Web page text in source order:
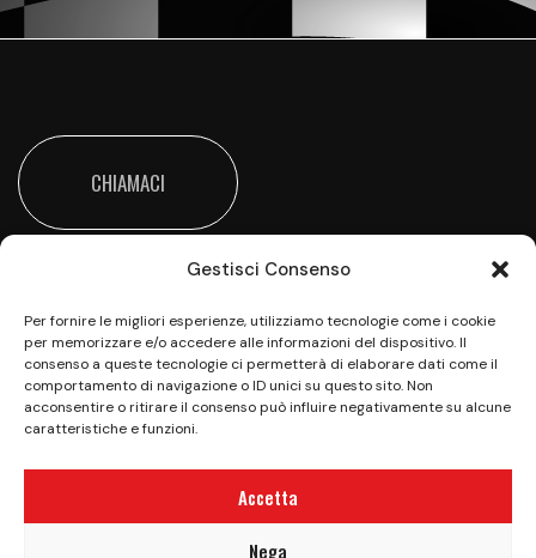
Gestisci Consenso
Per fornire le migliori esperienze, utilizziamo tecnologie come i cookie
per memorizzare e/o accedere alle informazioni del dispositivo. Il
consenso a queste tecnologie ci permetterà di elaborare dati come il
comportamento di navigazione o ID unici su questo sito. Non
acconsentire o ritirare il consenso può influire negativamente su alcune
caratteristiche e funzioni.
Accetta
Nega
CHIAMACI
Vieni a trovarci all’Happy Valley per una giornata
all’insegna del divertimento e della sana
Cookie Policy (UE)